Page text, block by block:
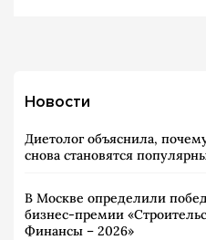
Новости
Диетолог объяснила,
снова становятся
В Москве определили
бизнес-премии
Финансы – 2026»